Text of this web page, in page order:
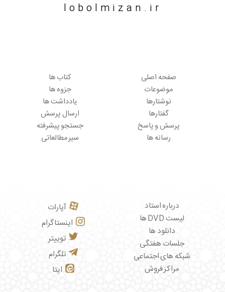
lobolmizan.ir
صفحه اصلی
موضوعات
نوشتارها
گفتارها
پرسش و پاسخ
رسانه ها
کتاب ها
جزوه ها
یادداشت ها
ارسال پرسش
جستجو پیشرفته
سیر مطالعاتی
درباره استاد
لیست DVD ها
دانلود ها
جلسات هفتگی
شبکه های اجتماعی
مراکز فروش
آپارات
اینستاگرام
توییتر
تلگرام
ایتا